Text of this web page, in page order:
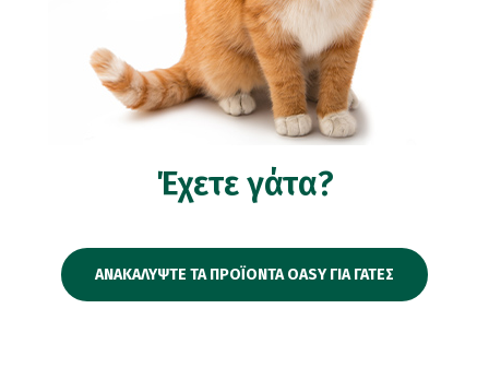
Έχετε γάτα?
ΑΝΑΚΑΛΥΨΤΕ ΤΑ ΠΡΟΪΟΝΤΑ OASY ΓΙΑ ΓΑΤΕΣ